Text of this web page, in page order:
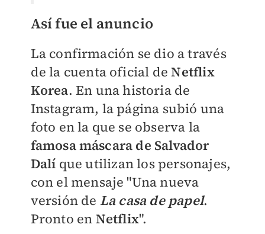
Así fue el anuncio
La confirmación se dio a través
de la cuenta oficial deNetflix
Korea. En una historia de
Instagram, la página subió una
foto en la que se observa la
famosa máscara de Salvador
Dalí que utilizan los personajes,
con el mensaje "Una nueva
versión de La casa de papel.
Pronto en Netflix".